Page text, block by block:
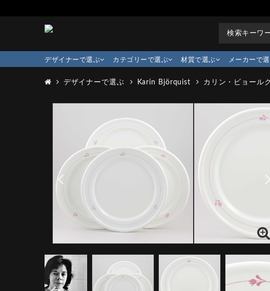
デザイナーで選ぶ カテゴリーで選ぶ 材質で選ぶ メーカーで
デザイナーで選ぶ Karin Björquist カリン・ビョール